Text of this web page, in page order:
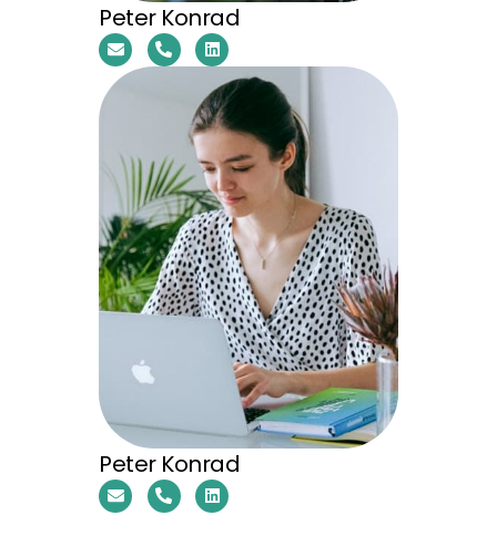
Peter Konrad
Peter Konrad